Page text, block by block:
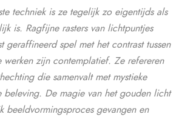
techniek is ze tegelijk zo eigentijds als
is. Ragfijne rasters van lichtpuntjes
geraffineerd spel met het contrast tussen
werken zijn contemplatief. Ze refereren
die samenvalt met mystieke
beleving. De magie van het gouden licht
beeldvormingsproces gevangen en